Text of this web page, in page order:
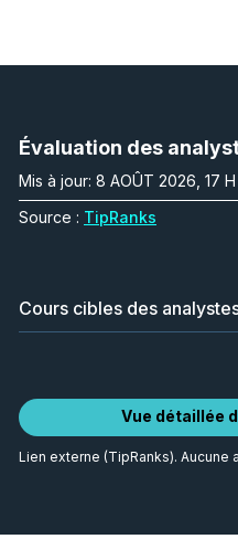
Évaluation des
Mis à jour: 8 AOÛT 2026, 17 H
Source : TipRanks
Cours cibles des
Vue détaillée
Lien externe (TipRanks). Aucune